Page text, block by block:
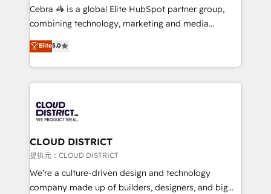
boost with a new HubSpot site Recognized leaders:
🏆 HubSpot Platform Migration Impact Award 🏆
Inbound Campaign of the Year 🏆 Gold AVA Digital
Award for Best Website 🌟 Accreditations: CRM
Cebra 🦓 is a global Elite HubSpot partner group,
combining technology, marketing and media
expertise across Latin America and Southern
Europe, with teams across 7 countries. Born in Chile,
we combine local insight with international reach to
help businesses grow through technology, creativity,
500+ HubSpot implementations, building end-to-
end solutions that integrate CRM, AI automation,
inbound and loop marketing, content, and digital
creativity. Our multicultural team works in Spanish,
Portuguese, and English to design scalable strategies
that drive measurable growth. 🌎 Highlights: • 10+
Elite5.0
CLOUD DISTRICT
提供元：CLOUD DISTRICT
We’re a culture-driven design and technology
company made up of builders, designers, and big